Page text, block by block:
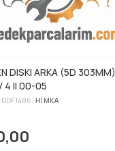
DISKI ARKA (5D 303MM)
4 II 00-05
DDF1486 • HIMKA